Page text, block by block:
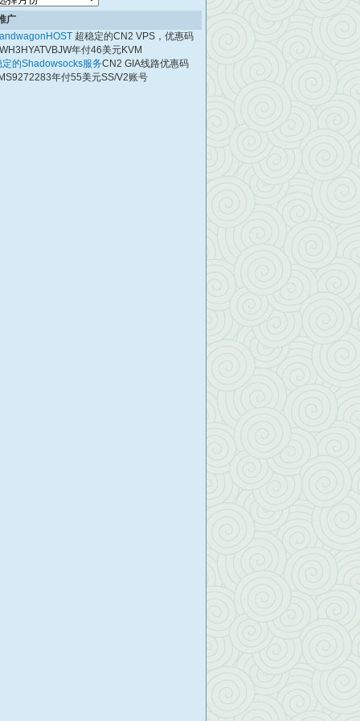
广
超稳定的CN2 VPS，优惠码
年付46美元KVM
定的Shadowsocks服务CN2 GIA线路优惠码
年付55美元SS/V2账号